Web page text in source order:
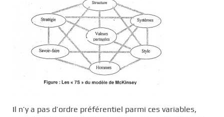
Il n’y a pas d’ordre préférentiel parmi ces variables,